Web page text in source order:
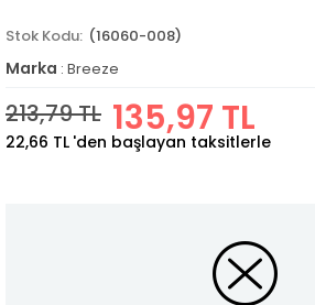
(16060-008)
Marka : Breeze
213,79 TL 135,97 TL
22,66 TL 'den başlayan taksitlerle